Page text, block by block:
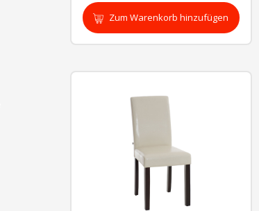
Zum Warenkorb hinzufügen